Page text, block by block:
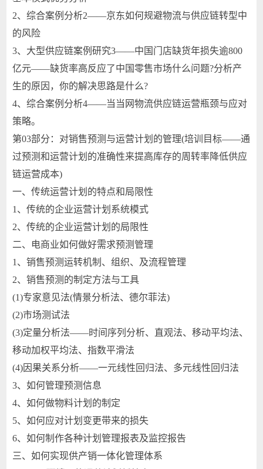
2、综合案例分析2——京东如何规避物流与供应链转型中
的风险
3、大型供应链案例研究3——中国门店缺货年损失逾800
亿元——缺货率高反应了中国零售市场什么问题?分析产
生的原因，你的解决思路是什么?
4、综合案例分析4——当当网物流供应链运营瓶颈与应对
策略。
第03部分：对销售预测与运营计划的管理(培训目标——通
过预测和运营计划的准确性来提高库存的周转率降低供应
链运营成本)
一、传统运营计划的特点和局限性
1、传统的企业运营计划系统模式
2、传统的企业运营计划的局限性
二、电商业如何做好需求预测管理
1、销售预测运转机制、组织、及流程管理
2、销售预测的制定方法与工具
(1)专家意见法(情景分析法、德尔菲法)
(2)市场测试法
(3)定量分析法——时间序列分析、直观法、移动平均法、
移动加权平均法、指数平滑法
(4)因果关系分析——一元线性回归法、多元线性回归法
3、如何管理预测信息
4、如何做物料计划的制定
5、如何应对计划变更带来的损失
6、如何制作各种计划管理报表及监控报告
三、如何实现供产销一体化管理体系